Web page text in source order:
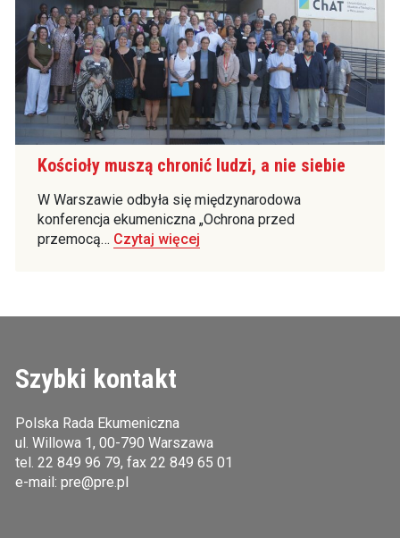
Kościoły muszą chronić ludzi, a nie siebie
W Warszawie odbyła się międzynarodowa
konferencja ekumeniczna „Ochrona przed
przemocą… Czytaj więcej
Szybki kontakt
Polska Rada Ekumeniczna
ul. Willowa 1, 00-790 Warszawa
tel. 22 849 96 79, fax 22 849 65 01
e-mail: pre@pre.pl